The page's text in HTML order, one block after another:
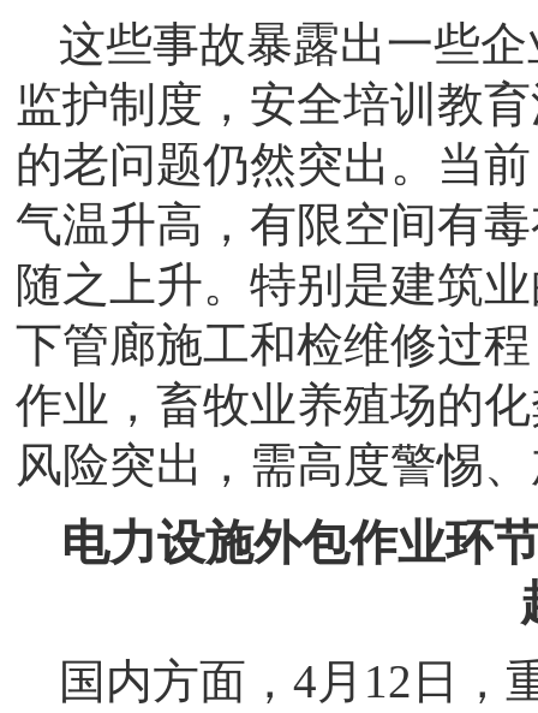
这些事故暴露出一些
监护制度，安全培训教
的老问题仍然突出。当
气温升高，有限空间有
随之上升。特别是建筑
下管廊施工和检维修过
作业，畜牧业养殖场的
风险突出，需高度警惕
电力设施外包作业环
国内方面，4月12日，